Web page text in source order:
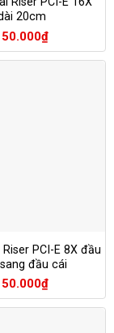
20cm
₫
PCI-E 8X đầu
đầu cái
₫